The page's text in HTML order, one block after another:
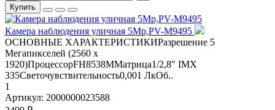
Купить
Камера наблюдения уличная 5Mp,PV-M9495
ОСНОВНЫЕ ХАРАКТЕРИСТИКИРазрешение 5
Мегапикселей (2560 х
1920)ПроцессорFH8538ММатрица1/2,8" IMX
335Светочувствительность0,001 ЛкОб..
1
Артикул: 2000000023588